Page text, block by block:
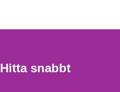
Hitta snabbt